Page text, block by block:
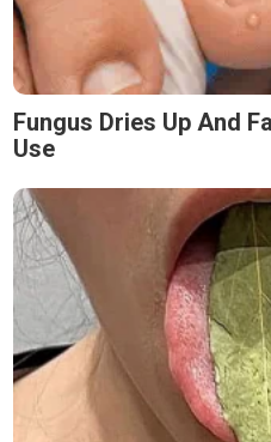
Fungus Dries Up And
Use